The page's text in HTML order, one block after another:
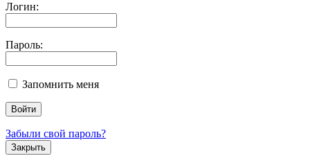
Логин:
Пароль:
Запомнить меня
Забыли свой пароль?
Закрыть